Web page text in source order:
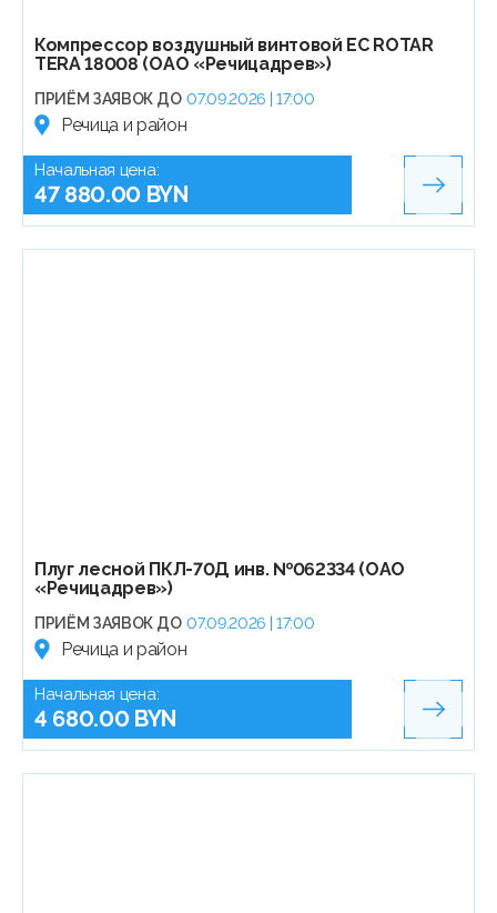
Компрессор воздушный винтовой EC ROTAR
TERA 18008 (ОАО «Речицадрев»)
ПРИЁМ ЗАЯВОК ДО 07.09.2026 | 17:00
Речица и район
Начальная цена:
47 880.00 BYN
Плуг лесной ПКЛ-70Д инв. №062334 (ОАО
«Речицадрев»)
ПРИЁМ ЗАЯВОК ДО 07.09.2026 | 17:00
Речица и район
Начальная цена:
4 680.00 BYN